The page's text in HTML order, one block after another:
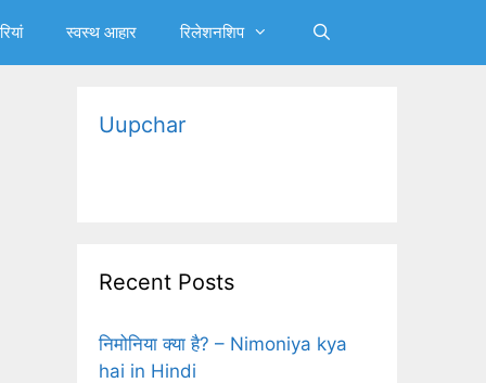
स्‍वस्‍थ आहार रिलेशनशिप
Uupchar
Recent Posts
निमोनिया क्‍या है? – Nimoniya kya
hai in Hindi